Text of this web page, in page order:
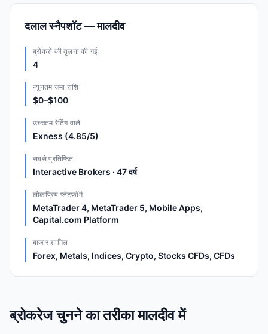
दलाल स्नैपशॉट — मालदीव
ब्रोकरों की तुलना की गई
4
न्यूनतम जमा राशि
$0–$100
उच्चतम रेटिंग वाले
Exness (4.85/5)
सबसे प्रतिष्ठित
Interactive Brokers · 47 वर्ष
लोकप्रिय प्लेटफ़ॉर्म
MetaTrader 4, MetaTrader 5, Mobile Apps,
Capital.com Platform
बाजार शामिल
Forex, Metals, Indices, Crypto, Stocks CFDs, CFDs
ब्रोकरेज चुनने का तरीका मालदीव में